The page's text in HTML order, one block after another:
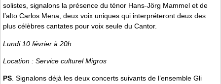
solistes, signalons la présence du ténor Hans-Jörg Mammel et de
l’alto Carlos Mena, deux voix uniques qui interpréteront deux des
plus célèbres cantates pour voix seule du Cantor.
Lundi 10 février à 20h
Location : Service culturel Migros
PS. Signalons déjà les deux concerts suivants de l’ensemble Gli